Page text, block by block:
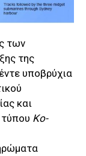
των
της
υποβρύχια
και
Ko-